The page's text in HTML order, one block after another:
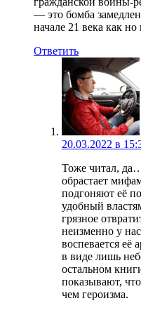
— это бомба
начале 21 века как
Ответить
20.03.2022 в
Тоже читал,
обрастает
подгоняют её
удобный
грязное
неизменно у
воспевается её
в виде лишь
остальном
показывают,
чем героизма.